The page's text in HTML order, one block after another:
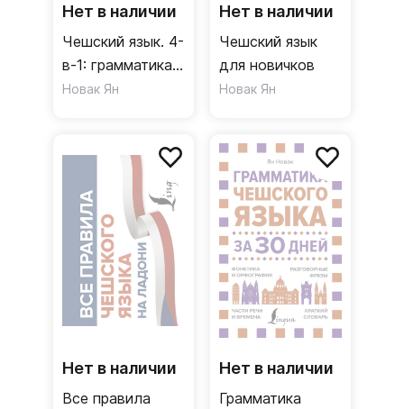
Нет в наличии
Чешский язык. 4-
в-1: грамматика,
разговорник,
чешский словарь
Новак Ян
Нет в наличии
Чешский язык
для новичков
Новак Ян
Нет в наличии
Все правила
Нет в наличии
Грамматика